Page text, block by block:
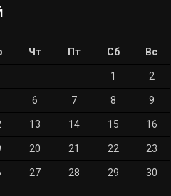
Чт Пт Сб Вс
1 2
6 7 8 9
13 14 15 16
20 21 22 23
27 28 29 30